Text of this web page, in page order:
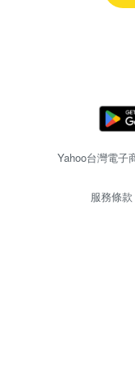
Yahoo台灣電子
服務條款